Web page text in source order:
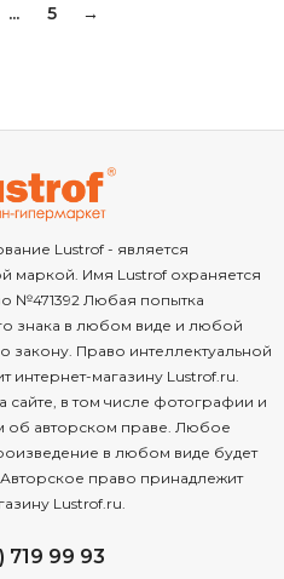
... 5 →
Lustrof - является
маркой. Имя Lustrof охраняется
№471392 Любая попытка
знака в любом виде и любой
закону. Право интеллектуальной
интернет-магазину Lustrof.ru.
в том числе фотографии и
об авторском праве. Любое
в любом виде будет
право принадлежит
Lustrof.ru.
719 99 93